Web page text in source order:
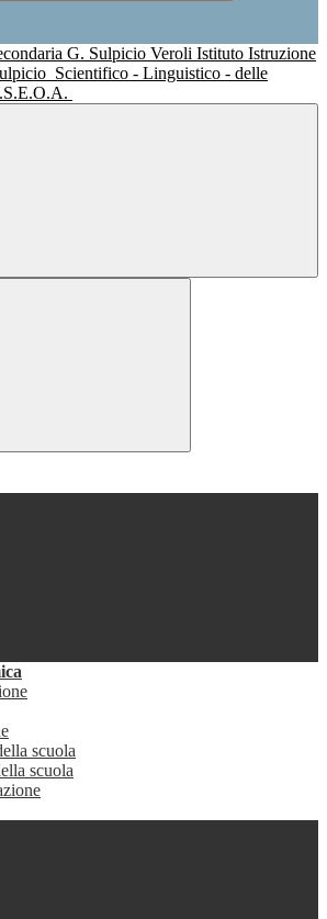
Istituto Istruzione
Scientifico - Linguistico - delle
scuola
scuola